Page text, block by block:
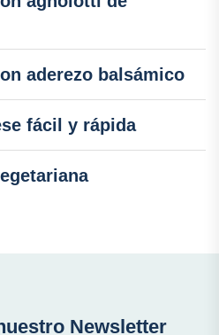
aderezo balsámico
fácil y rápida
Newsletter